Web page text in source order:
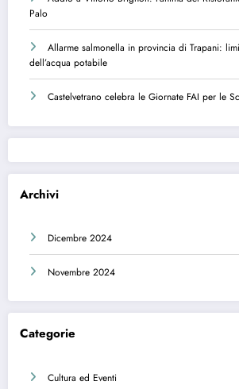
Palo
Allarme salmonella in provincia di Trapani:
dell’acqua potabile
Castelvetrano celebra le Giornate FAI per le
Archivi
Dicembre 2024
Novembre 2024
Categorie
Cultura ed Eventi